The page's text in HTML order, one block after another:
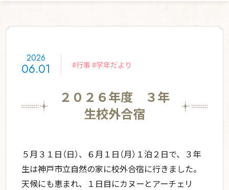
星の子の一日
年間行事
部活・委員会活動
入学案内
学校説明会・公開行事
スクールライフ
交通アクセス 利用規約・免責事項
プライバシーポリシー SNS運用ポリシー
２０２６年度 ３年
生校外合宿
2026
06.01 #行事 #学年だより
５月３１日（日）、６月１日（月）１泊２日で、３年
生は神戸市立自然の家に校外合宿に行きました。
天候にも恵まれ、１日目にカヌーとアーチェリ